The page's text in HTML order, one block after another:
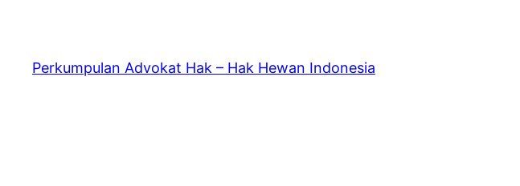
content
Perkumpulan Advokat Hak – Hak Hewan Indonesia